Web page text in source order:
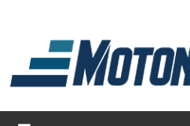
Magazine